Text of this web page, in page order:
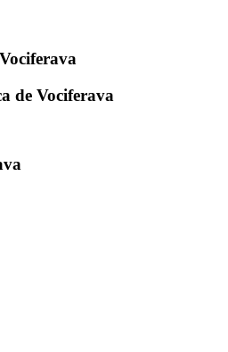
Vociferava
de Vociferava